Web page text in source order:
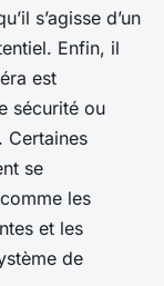
s’agisse d’un
Enfin, il
est
sécurité ou
Certaines
se
les
et les
de